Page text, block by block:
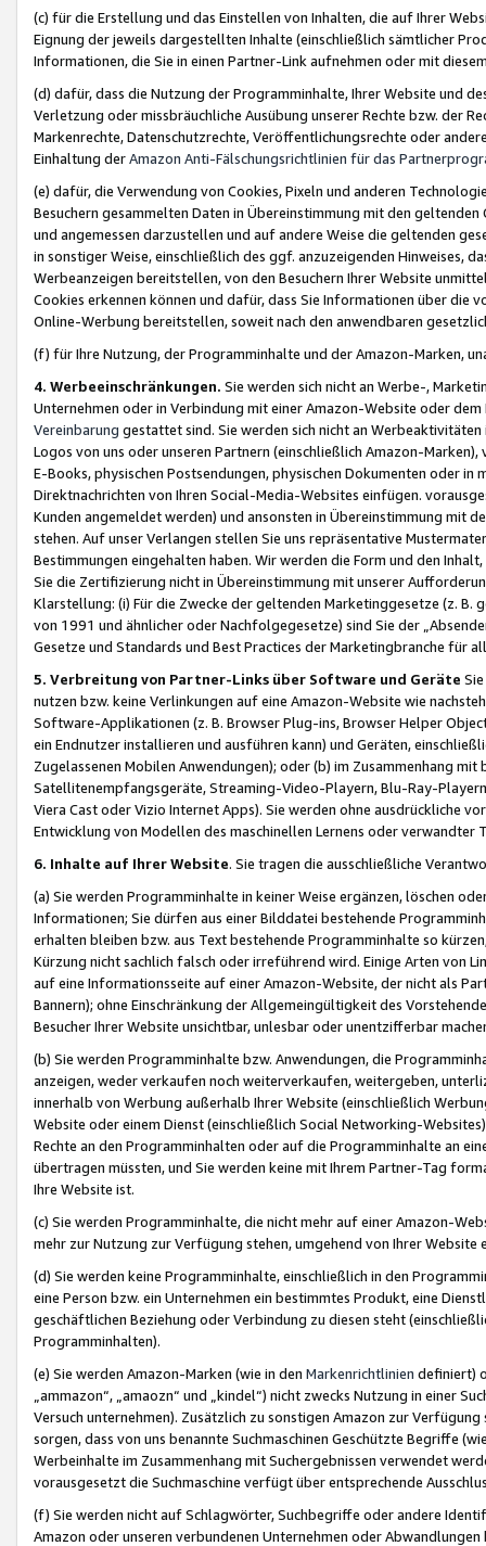
(c) für die Erstellung und das Einstellen von Inhalten, die auf Ihrer
Eignung der jeweils dargestellten Inhalte (einschließlich sämtlicher
Informationen, die Sie in einen Partner-Link aufnehmen oder mit
(d) dafür, dass die Nutzung der Programminhalte, Ihrer Website und
Verletzung oder missbräuchliche Ausübung unserer Rechte bzw. der
Markenrechte, Datenschutzrechte, Veröffentlichungsrechte oder
Einhaltung derAmazon Anti-Fälschungsrichtlinien für das
(e) dafür, die Verwendung von Cookies, Pixeln und anderen
Besuchern gesammelten Daten in Übereinstimmung mit den
und angemessen darzustellen und auf andere Weise die geltenden
in sonstiger Weise, einschließlich des ggf. anzuzeigenden Hinweises,
Werbeanzeigen bereitstellen, von den Besuchern Ihrer Website
Cookies erkennen können und dafür, dass Sie Informationen über die
Online-Werbung bereitstellen, soweit nach den anwendbaren
(f) für Ihre Nutzung, der Programminhalte und der Amazon-Marken,
4. Werbeeinschränkungen. Sie werden sich nicht an Werbe-,
Unternehmen oder in Verbindung mit einer Amazon-Website oder
Vereinbarung gestattet sind. Sie werden sich nicht an
Logos von uns oder unseren Partnern (einschließlich Amazon-
E-Books, physischen Postsendungen, physischen Dokumenten oder in
Direktnachrichten von Ihren Social-Media-Websites einfügen.
Kunden angemeldet werden) und ansonsten in Übereinstimmung mit
stehen. Auf unser Verlangen stellen Sie uns repräsentative
Bestimmungen eingehalten haben. Wir werden die Form und den
Sie die Zertifizierung nicht in Übereinstimmung mit unserer
Klarstellung: (i) Für die Zwecke der geltenden Marketinggesetze (z. B.
von 1991 und ähnlicher oder Nachfolgegesetze) sind Sie der
Gesetze und Standards und Best Practices der Marketingbranche für
5. Verbreitung von Partner-Links über Software und Geräte
nutzen bzw. keine Verlinkungen auf eine Amazon-Website wie
Software-Applikationen (z. B. Browser Plug-ins, Browser Helper
ein Endnutzer installieren und ausführen kann) und Geräten,
Zugelassenen Mobilen Anwendungen); oder (b) im Zusammenhang
Satellitenempfangsgeräte, Streaming-Video-Playern, Blu-Ray-
Viera Cast oder Vizio Internet Apps). Sie werden ohne ausdrückliche
Entwicklung von Modellen des maschinellen Lernens oder
6. Inhalte auf Ihrer Website. Sie tragen die ausschließliche
(a) Sie werden Programminhalte in keiner Weise ergänzen, löschen
Informationen; Sie dürfen aus einer Bilddatei bestehende
erhalten bleiben bzw. aus Text bestehende Programminhalte so
Kürzung nicht sachlich falsch oder irreführend wird. Einige Arten von
auf eine Informationsseite auf einer Amazon-Website, der nicht als
Bannern); ohne Einschränkung der Allgemeingültigkeit des
Besucher Ihrer Website unsichtbar, unlesbar oder unentzifferbar
(b) Sie werden Programminhalte bzw. Anwendungen, die
anzeigen, weder verkaufen noch weiterverkaufen, weitergeben,
innerhalb von Werbung außerhalb Ihrer Website (einschließlich
Website oder einem Dienst (einschließlich Social Networking-
Rechte an den Programminhalten oder auf die Programminhalte an
übertragen müssten, und Sie werden keine mit Ihrem Partner-Tag
Ihre Website ist.
(c) Sie werden Programminhalte, die nicht mehr auf einer Amazon-
mehr zur Nutzung zur Verfügung stehen, umgehend von Ihrer
(d) Sie werden keine Programminhalte, einschließlich in den
eine Person bzw. ein Unternehmen ein bestimmtes Produkt, eine
geschäftlichen Beziehung oder Verbindung zu diesen steht
Programminhalten).
(e) Sie werden Amazon-Marken (wie in den Markenrichtlinien definiert)
„ammazon“, „amaozn“ und „kindel“) nicht zwecks Nutzung in einer
Versuch unternehmen). Zusätzlich zu sonstigen Amazon zur
sorgen, dass von uns benannte Suchmaschinen Geschützte Begriffe
Werbeinhalte im Zusammenhang mit Suchergebnissen verwendet
vorausgesetzt die Suchmaschine verfügt über entsprechende
(f) Sie werden nicht auf Schlagwörter, Suchbegriffe oder andere
Amazon oder unseren verbundenen Unternehmen oder